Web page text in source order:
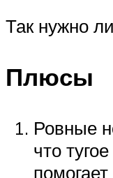
Так нужно
Плюсы
Ровные
что